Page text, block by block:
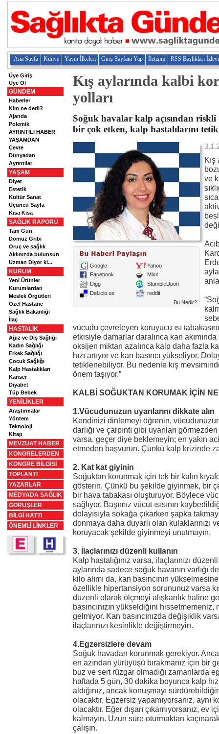
Ana Sayfa Künye Yayın İlkeleri Giriş Sayfam Yap İletişim RSS Başlıkları
Üye Giriş
Üye Ol
GÜNDEM
Haberler
Kim ne dedi?
Ajanda
Polemik
AYRINTILI HABER
YAŞAMDAN
Çevre
Dünyadan
Ayrıntılar
YAŞAM
Diyet
Estetik
Kültür Sanat
Üçüncü Sayfa
Kısa Kısa
SAĞLIK RAPORU
Tam Gün
Domuz Gribi
Oruç ve sağlık
Aklınızda bulunsun
Uzman Diyor ki...
KURUM
Yeni Ürünler
Kurumlardan
Meslek Örgütleri
Özel Hastane
Sağlık Bakanlığı
İlaç
HASTALIK
Ağız ve Diş Sağlığı
Kadın Sağlığı
Erkek Sağlığı
Çocuk Sağlığı
Kalp Hastalıkları
Kanser
Diyabet
Tüp Bebek
YENİLİKLER
Araştırmalar
Yöntem
Teknoloji
Kitap
MEVZUAT HABER
KONGRELERDEN
KONGRE BİLGİSİ
TOPLANTI
YAZARLAR
MEDYADA SAĞLIK
GÖRÜŞLER
BİLGİ HATTI
ÖNEMLİ LİNKLER
Kış aylarında kalbi
yolları
Soğuk havalar kalp açısından
bir çok etken, kalp hastalılarını
Google
Yahoo
Facebook
Mixx
Digg
StumbleUpon
Del.icio.us
reddit
Bu Nedir?
ve
vücudu çevreleyen koruyucu ısı
etkisiyle damarlar daralınca kan
oksijen miktarı azalınca kalp daha fazla
hızı artıyor ve kan basıncı yükseliyor.
tetiklenebiliyor. Bu nedenle kış
önem taşıyor.”
KALBİ SOĞUKTAN KORUMAK İÇİN
1.Vücudunuzun uyarılarını dikkate alın
Kendinizi dinlemeyi öğrenin,
darlığı ve çarpıntı gibi uyarıları
varsa, geçer diye beklemeyin; en yakın
etmeden başvurun. Çünkü kalp krizinde
2. Kat kat giyinin
Soğuktan korunmak için tek bir kalın
gösterin. Çünkü bu şekilde giyinmek, bir
bir hava tabakası oluşturuyor. Böylece
sağlıyor. Başımız vücut ısısının
dolayısıyla sokağa çıkarken şapka
donmaya daha duyarlı olan kulaklarınızı
koruyacak şekilde giyinmeyi unutmayın.
3. İlaçlarınızı düzenli kullanın
Kalp hastalığınız varsa, ilaçlarınızı
aylarında sadece soğuk havanın varlığı
kilo alımı da, kan basıncının
özellikle hipertansiyon sorununuz varsa
düzenli olarak ölçmeyi alışkanlık haline
basıncınızın yükseldiğini
gelmiyor. Kan basıncınızda değişiklik
ilaçlarınızı kesinlikle değiştirmeyin.
4.Egzersizlere devam
Soğuk havadan korunmak gerekiyor.
en azından yürüyüşü bırakmanız için bir
buz ve sert rüzgar olmadığı zamanlarda
haftada 5 gün, 30 dakika boyunca kalp
aldığınız, ancak konuşmayı
olacaktır. Egzersiz yapamıyorsanız,
olacaktır. Eğer dışarı çıkamıyorsanız, ev
kalmayın. Uzun süre oturmaktan
çalışın.